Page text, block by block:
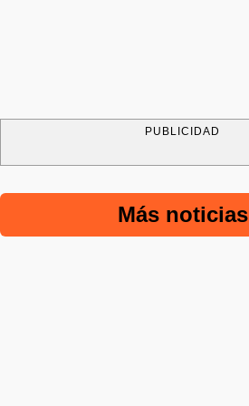
PUBLICIDAD
Más noticias